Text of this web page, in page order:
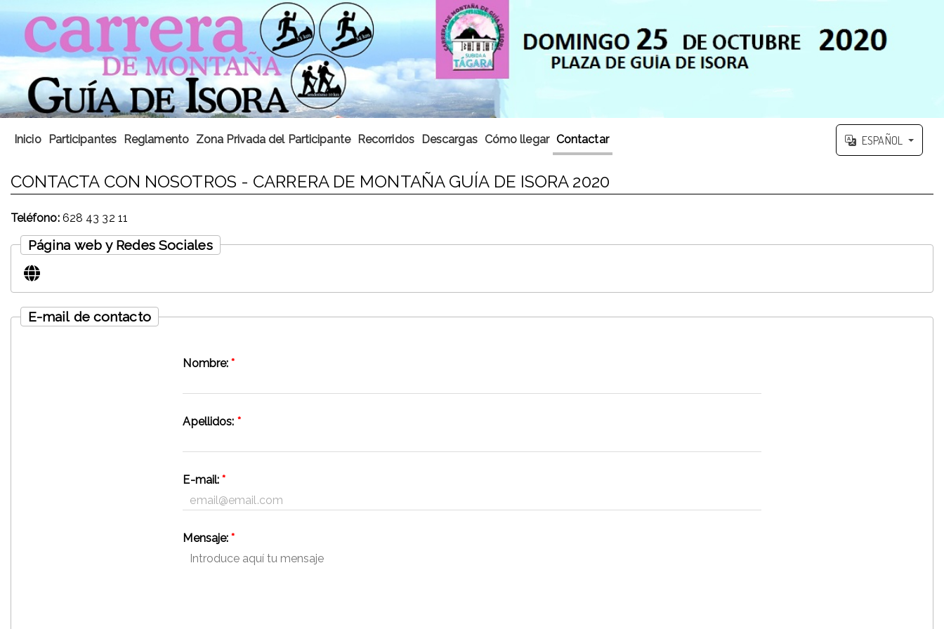
Inicio Participantes Reglamento Zona Privada del Participante Recorridos Descargas Cómo llegar Contactar ESPAÑOL
CONTACTA CON NOSOTROS - CARRERA DE MONTAÑA GUÍA DE ISORA 2020
Teléfono:628 43 32 11
Página web y Redes Sociales
E-mail de contacto
Nombre:*
Apellidos: *
E-mail:*
Mensaje:*